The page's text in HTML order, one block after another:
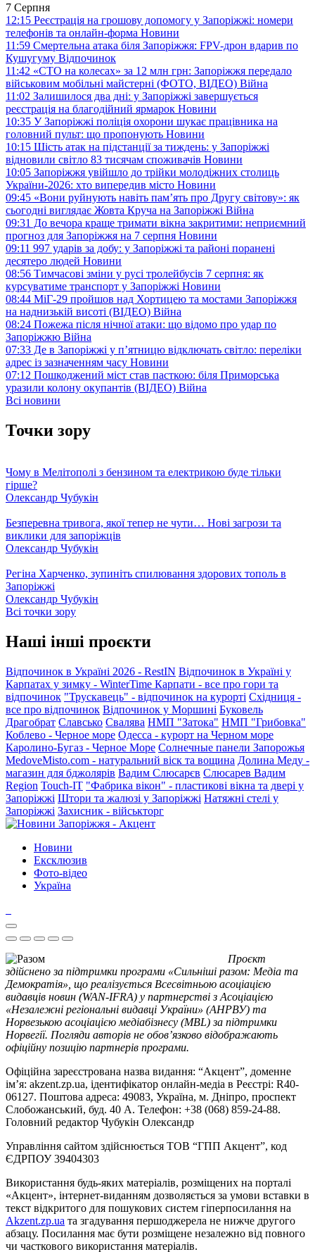
7 Серпня
12:15 Реєстрація на грошову допомогу у Запоріжжі: номери
телефонів та онлайн-форма Новини
11:59 Смертельна атака біля Запоріжжя: FPV-дрон вдарив по
Кушугуму Відпочинок
11:42 «СТО на колесах» за 12 млн грн: Запоріжжя передало
військовим мобільні майстерні (ФОТО, ВІДЕО) Війна
11:02 Залишилося два дні: у Запоріжжі завершується
реєстрація на благодійний ярмарок Новини
10:35 У Запоріжжі поліція охорони шукає працівника на
головний пульт: що пропонують Новини
10:15 Шість атак на підстанції за тиждень: у Запоріжжі
відновили світло 83 тисячам споживачів Новини
10:05 Запоріжжя увійшло до трійки молодіжних столиць
України-2026: хто випередив місто Новини
09:45 «Вони руйнують навіть пам’ять про Другу світову»: як
сьогодні виглядає Жовта Круча на Запоріжжі Війна
09:31 До вечора краще тримати вікна закритими: неприємний
прогноз для Запоріжжя на 7 серпня Новини
09:11 997 ударів за добу: у Запоріжжі та районі поранені
десятеро людей Новини
08:56 Тимчасові зміни у русі тролейбусів 7 серпня: як
курсуватиме транспорт у Запоріжжі Новини
08:44 МіГ-29 пройшов над Хортицею та мостами Запоріжжя
на наднизькій висоті (ВІДЕО) Війна
08:24 Пожежа після нічної атаки: що відомо про удар по
Запоріжжю Війна
07:33 Де в Запоріжжі у п’ятницю відключать світло: переліки
адрес із зазначенням часу Новини
07:12 Пошкоджений міст став пасткою: біля Приморська
уразили колону окупантів (ВІДЕО) Війна
Всі новини
Точки зору
Чому в Мелітополі з бензином та електрикою буде тільки
гірше?
Олександр Чубукін
Безперевна тривога, якої тепер не чути… Нові загрози та
виклики для запоріжців
Олександр Чубукін
Регіна Харченко, зупиніть спилювання здорових тополь в
Запоріжжі
Олександр Чубукін
Всі точки зору
Наші інші проєкти
Відпочинок в Україні 2026 - RestIN Відпочинок в Україні у
Карпатах у зимку - WinterTime Карпати - все про гори та
відпочинок "Трускавець" - відпочинок на курорті Східниця -
все про відпочинок Відпочинок у Моршині Буковель
Драгобрат Славсько Свалява НМП "Затока" НМП "Грибовка"
Коблево - Черное море Одесса - курорт на Черном море
Каролино-Бугаз - Черное Море Солнечные панели Запорожья
MedoveMisto.com - натуральний віск та вощина Долина Меду -
магазин для бджолярів Вадим Слюсарєв Слюсарев Вадим
Region Touch-IT "Фабрика вікон" - пластикові вікна та двері у
Запоріжжі Штори та жалюзі у Запоріжжі Натяжні стелі у
Запоріжжі Захисник - військторг
Новини
Ексклюзив
Фото-відео
Україна
Проєкт
здійснено за підтримки програми «Сильніші разом: Медіа та
Демократія», що реалізується Всесвітньою асоціацією
видавців новин (WAN-IFRA) у партнерстві з Асоціацією
«Незалежні регіональні видавці України» (АНРВУ) та
Норвезькою асоціацією медіабізнесу (MBL) за підтримки
Норвегії. Погляди авторів не обов’язково відображають
офіційну позицію партнерів програми.
Офіційна зареєстрована назва видання: “Акцент”, доменне
ім’я: akzent.zp.ua, ідентифікатор онлайн-медіа в Реєстрі: R40-
06127. Поштова адреса: 49083, Україна, м. Дніпро, проспект
Слобожанський, буд. 40 А. Телефон: +38 (068) 859-24-88.
Головний редактор Чубукін Олександр
Управління сайтом здійснюється ТОВ “ГПП Акцент”, код
ЄДРПОУ 39404303
Використання будь-яких матеріалів, розміщених на порталі
«Акцент», інтернет-виданням дозволяється за умови вставки в
текст відкритого для пошукових систем гіперпосилання на
Akzent.zp.ua та згадування першоджерела не нижче другого
абзацу. Посилання має бути розміщене незалежно від повного
чи часткового використання матеріалів.